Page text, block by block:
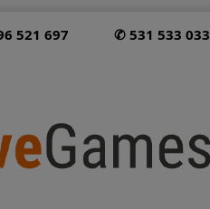
521 697 ✆ 531 533 033